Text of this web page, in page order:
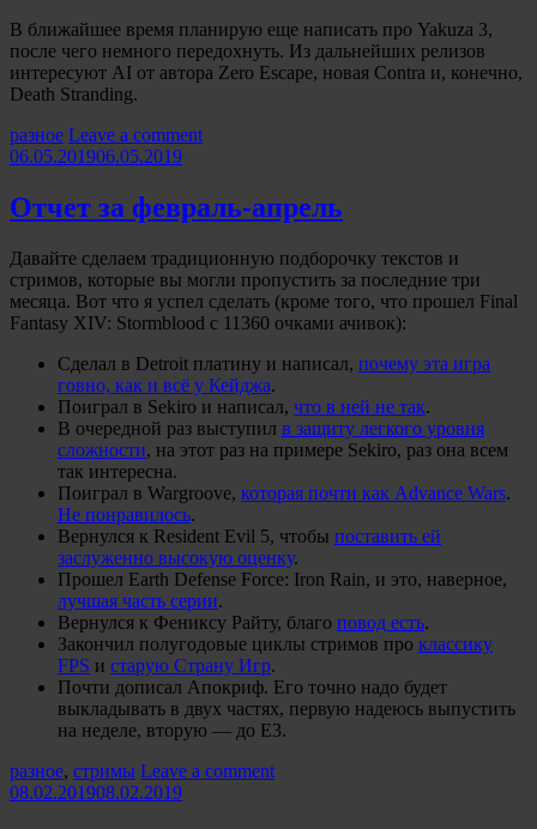
В ближайшее время планирую еще написать про Yakuza 3,
после чего немного передохнуть. Из дальнейших релизов
интересуют AI от автора Zero Escape, новая Contra и, конечно,
Death Stranding.
Categories:
разное Leave a comment
06.05.201906.05.2019
Отчет за февраль-апрель
Давайте сделаем традиционную подборочку текстов и
стримов, которые вы могли пропустить за последние три
месяца. Вот что я успел сделать (кроме того, что прошел Final
Fantasy XIV: Stormblood с 11360 очками ачивок):
Сделал в Detroit платину и написал, почему эта игра
говно, как и всё у Кейджа.
Поиграл в Sekiro и написал, что в ней не так.
В очередной раз выступил в защиту легкого уровня
сложности, на этот раз на примере Sekiro, раз она всем
так интересна.
Поиграл в Wargroove, которая почти как Advance Wars.
Не понравилось.
Вернулся к Resident Evil 5, чтобы поставить ей
заслуженно высокую оценку.
Прошел Earth Defense Force: Iron Rain, и это, наверное,
лучшая часть серии.
Вернулся к Фениксу Райту, благо повод есть.
Закончил полугодовые циклы стримов про классику
FPS и старую Страну Игр.
Почти дописал Апокриф. Его точно надо будет
выкладывать в двух частях, первую надеюсь выпустить
на неделе, вторую — до Е3.
Categories:
разное, стримы Leave a comment
08.02.201908.02.2019